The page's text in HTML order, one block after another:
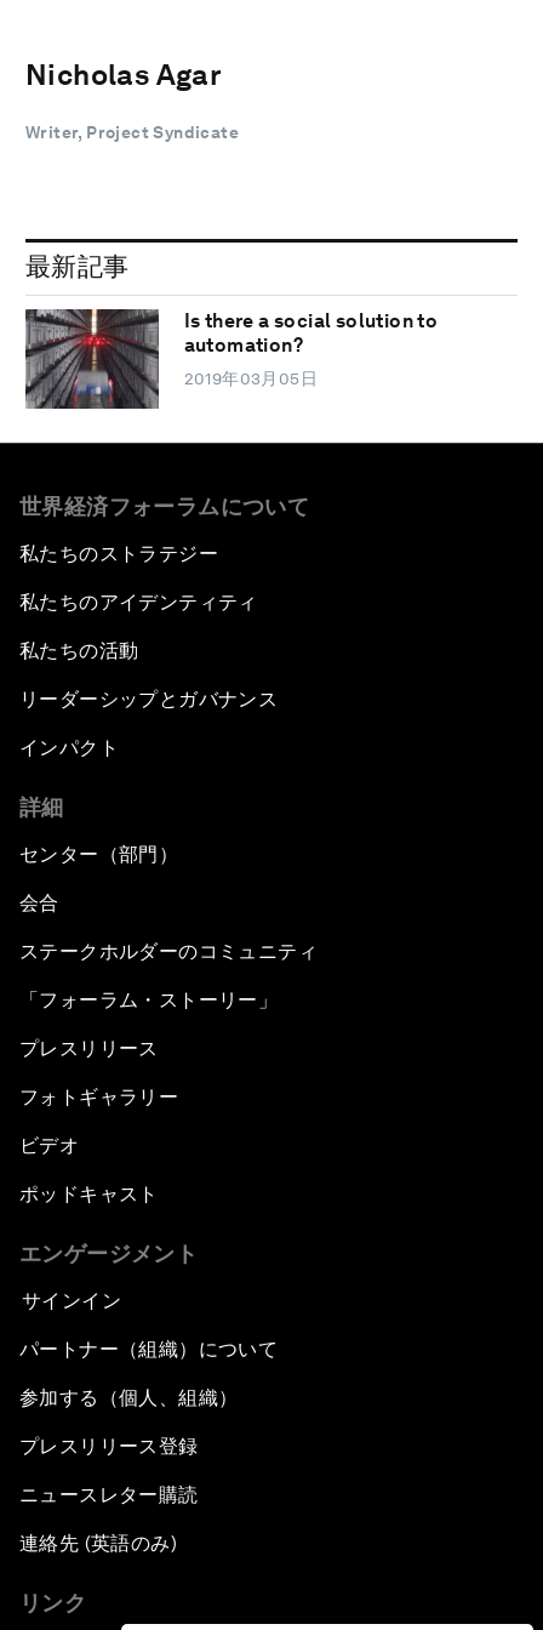
Nicholas Agar
Writer, Project Syndicate
最新記事
Is there a social solution to
automation?
2019年03月05日
世界経済フォーラムについて
私たちのストラテジー
私たちのアイデンティティ
私たちの活動
リーダーシップとガバナンス
インパクト
詳細
センター（部門）
会合
ステークホルダーのコミュニティ
「フォーラム・ストーリー」
プレスリリース
フォトギャラリー
ビデオ
ポッドキャスト
エンゲージメント
サインイン
パートナー（組織）について
参加する（個人、組織）
プレスリリース登録
ニュースレター購読
連絡先 (英語のみ)
リンク